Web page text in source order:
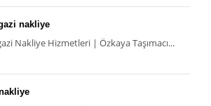
nakliye
Nakliye Hizmetleri | Özkaya Taşımacı...